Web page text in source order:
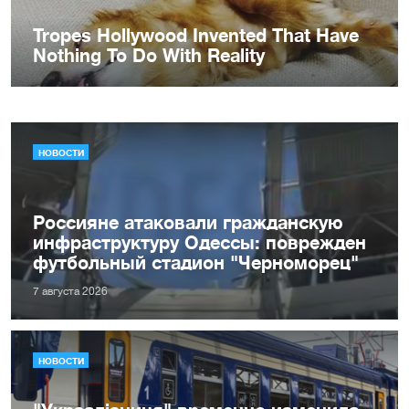
НОВОСТИ
Россияне атаковали гражданскую
инфраструктуру Одессы: поврежден
футбольный стадион "Черноморец"
7 августа 2026
НОВОСТИ